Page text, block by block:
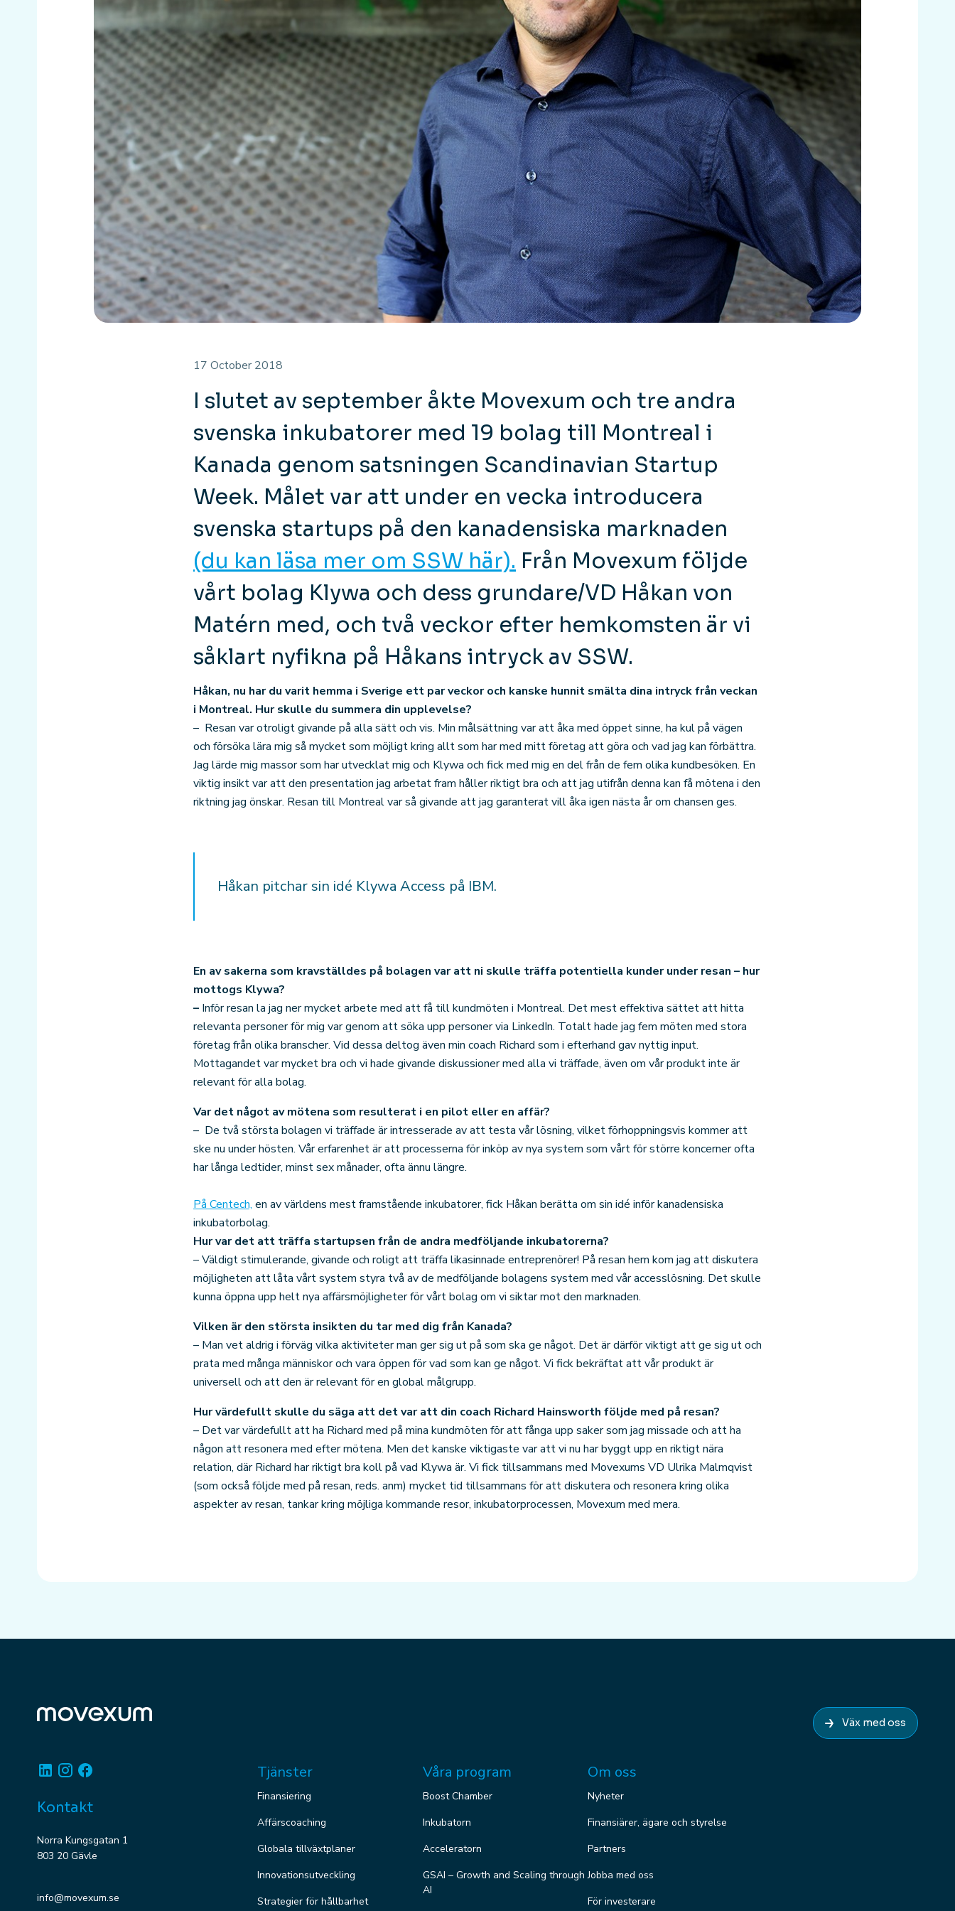
17 October 2018
I slutet av september åkte Movexum och tre andra
svenska inkubatorer med 19 bolag till Montreal i
Kanada genom satsningen Scandinavian Startup
Week. Målet var att under en vecka introducera
svenska startups på den kanadensiska marknaden
(du kan läsa mer om SSW här). Från Movexum följde
vårt bolag Klywa och dess grundare/VD Håkan von
Matérn med, och två veckor efter hemkomsten är vi
såklart nyfikna på Håkans intryck av SSW.
Håkan, nu har du varit hemma i Sverige ett par veckor och kanske hunnit smälta dina intryck från veckan
i Montreal. Hur skulle du summera din upplevelse?
– Resan var otroligt givande på alla sätt och vis. Min målsättning var att åka med öppet sinne, ha kul på vägen
och försöka lära mig så mycket som möjligt kring allt som har med mitt företag att göra och vad jag kan förbättra.
Jag lärde mig massor som har utvecklat mig och Klywa och fick med mig en del från de fem olika kundbesöken. En
viktig insikt var att den presentation jag arbetat fram håller riktigt bra och att jag utifrån denna kan få mötena i den
riktning jag önskar. Resan till Montreal var så givande att jag garanterat vill åka igen nästa år om chansen ges.
Håkan pitchar sin idé Klywa Access på IBM.
En av sakerna som kravställdes på bolagen var att ni skulle träffa potentiella kunder under resan – hur
mottogs Klywa?
– Inför resan la jag ner mycket arbete med att få till kundmöten i Montreal. Det mest effektiva sättet att hitta
relevanta personer för mig var genom att söka upp personer via LinkedIn. Totalt hade jag fem möten med stora
företag från olika branscher. Vid dessa deltog även min coach Richard som i efterhand gav nyttig input.
Mottagandet var mycket bra och vi hade givande diskussioner med alla vi träffade, även om vår produkt inte är
relevant för alla bolag.
Var det något av mötena som resulterat i en pilot eller en affär?
– De två största bolagen vi träffade är intresserade av att testa vår lösning, vilket förhoppningsvis kommer att
ske nu under hösten. Vår erfarenhet är att processerna för inköp av nya system som vårt för större koncerner ofta
har långa ledtider, minst sex månader, ofta ännu längre.
På Centech, en av världens mest framstående inkubatorer, fick Håkan berätta om sin idé inför kanadensiska
inkubatorbolag.
Hur var det att träffa startupsen från de andra medföljande inkubatorerna?
– Väldigt stimulerande, givande och roligt att träffa likasinnade entreprenörer! På resan hem kom jag att diskutera
möjligheten att låta vårt system styra två av de medföljande bolagens system med vår accesslösning. Det skulle
kunna öppna upp helt nya affärsmöjligheter för vårt bolag om vi siktar mot den marknaden.
Vilken är den största insikten du tar med dig från Kanada?
– Man vet aldrig i förväg vilka aktiviteter man ger sig ut på som ska ge något. Det är därför viktigt att ge sig ut och
prata med många människor och vara öppen för vad som kan ge något. Vi fick bekräftat att vår produkt är
universell och att den är relevant för en global målgrupp.
Hur värdefullt skulle du säga att det var att din coach Richard Hainsworth följde med på resan?
– Det var värdefullt att ha Richard med på mina kundmöten för att fånga upp saker som jag missade och att ha
någon att resonera med efter mötena. Men det kanske viktigaste var att vi nu har byggt upp en riktigt nära
relation, där Richard har riktigt bra koll på vad Klywa är. Vi fick tillsammans med Movexums VD Ulrika Malmqvist
(som också följde med på resan, reds. anm) mycket tid tillsammans för att diskutera och resonera kring olika
aspekter av resan, tankar kring möjliga kommande resor, inkubatorprocessen, Movexum med mera.
Väx med oss
LinkedinInstagram
Kontakt
Norra Kungsgatan 1
803 20 Gävle
info@movexum.se
Tjänster
Finansiering
Affärscoaching
Globala tillväxtplaner
Innovationsutveckling
Strategier för hållbarhet
Våra program
Boost Chamber
Inkubatorn
Acceleratorn
GSAI – Growth and Scaling through
AI
Om oss
Nyheter
Finansiärer, ägare och styrelse
Partners
Jobba med oss
För investerare